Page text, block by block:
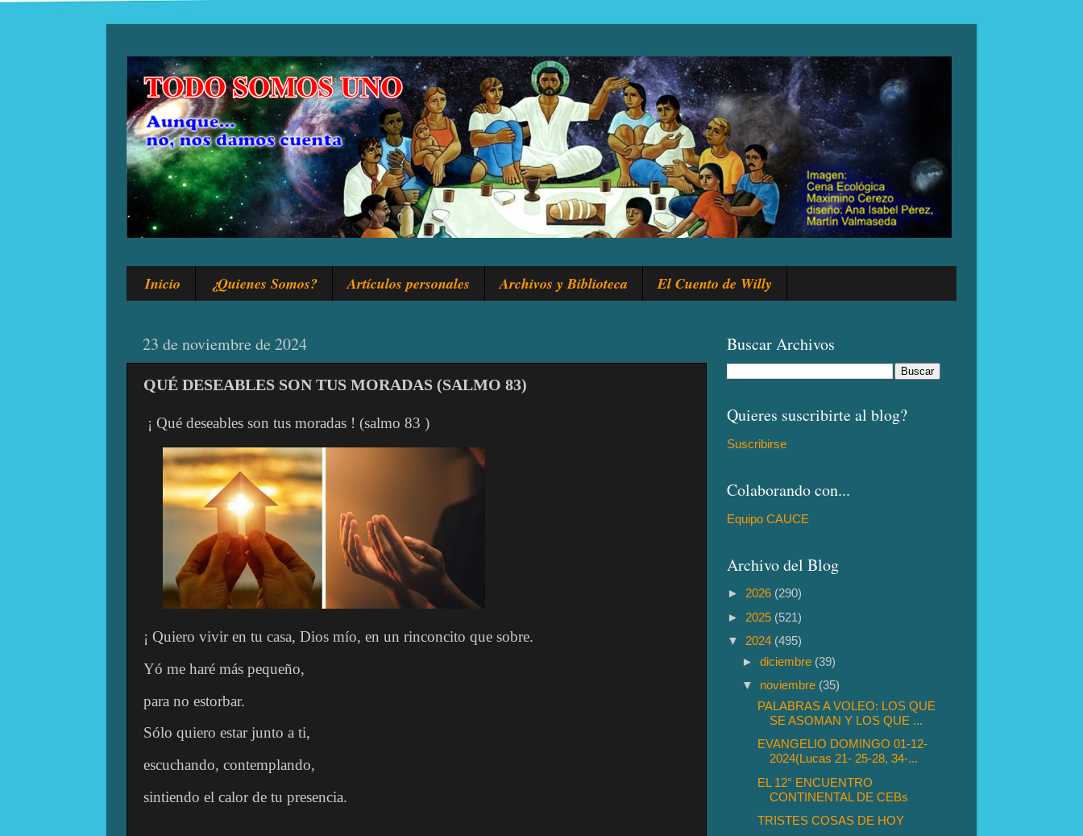
Inicio ¿Quienes Somos? Artículos personales Archivos y Biblioteca El Cuento de Willy
23 de noviembre de 2024
QUÉ DESEABLES SON TUS MORADAS (SALMO 83)
¡ Qué deseables son tus moradas ! (salmo 83 )
¡ Quiero vivir en tu casa, Dios mío, en un rinconcito que sobre.
Yó me haré más pequeño,
para no estorbar.
Sólo quiero estar junto a ti,
escuchando, contemplando,
sintiendo el calor de tu presencia.
Buscar Archivos
Quieres suscribirte al blog?
Suscribirse
Colaborando con...
Equipo CAUCE
Archivo del Blog
► 2026 (290)
► 2025 (521)
▼ 2024 (495)
►diciembre (39)
▼ noviembre (35)
PALABRAS A VOLEO: LOS QUE
SE ASOMAN Y LOS QUE ...
EVANGELIO DOMINGO 01-12-
2024(Lucas 21- 25-28, 34-...
EL 12° ENCUENTRO
CONTINENTAL DE CEBs
TRISTES COSAS DE HOY